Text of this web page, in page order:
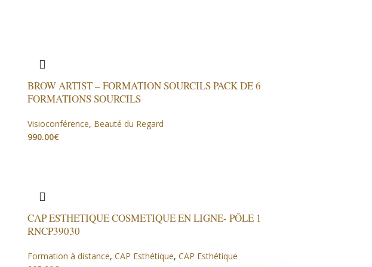
BROW ARTIST – FORMATION SOURCILS PACK DE 6
FORMATIONS SOURCILS
Visioconférence, Beauté du Regard
€
CAP ESTHETIQUE COSMETIQUE EN LIGNE- PÔLE 1
RNCP39030
Formation à distance,CAP Esthétique,CAP Esthétique